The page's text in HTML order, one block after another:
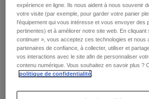
Gloves
Jackets & Hydration Vests
Base Layers
Gear Bags
Jackets
Gloves
Goggles
Base Layers
Womens
Hats
Shirts
Critiques
expérience en ligne. Ils nous aident à nous souvenir
votre visite (par exemple, pour garder votre panier
l'équipement qui vous intéresse et vous envoyer des
pertinentes) et à améliorer notre site web. En cliquant
continuer », vous acceptez ces technologies et nous
partenaires de confiance, à collecter, utiliser et
vos interactions avec le site afin de personnaliser
contenu numérique. Vous souhaitez en savoir plus ?
politique de confidentialité